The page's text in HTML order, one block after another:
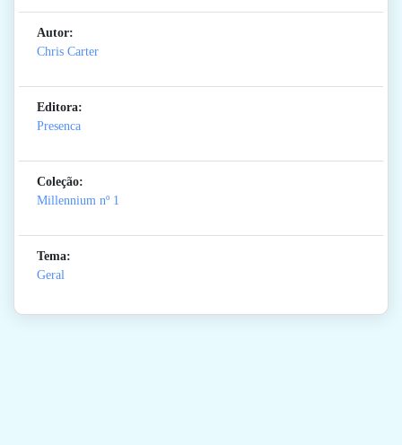
Autor:
Chris Carter
Editora:
Presenca
Coleção:
Millennium nº 1
Tema:
Geral